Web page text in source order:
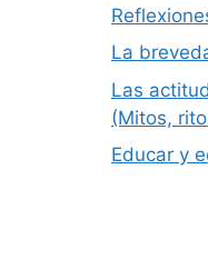
La
Las
(Mitos,
Educar y